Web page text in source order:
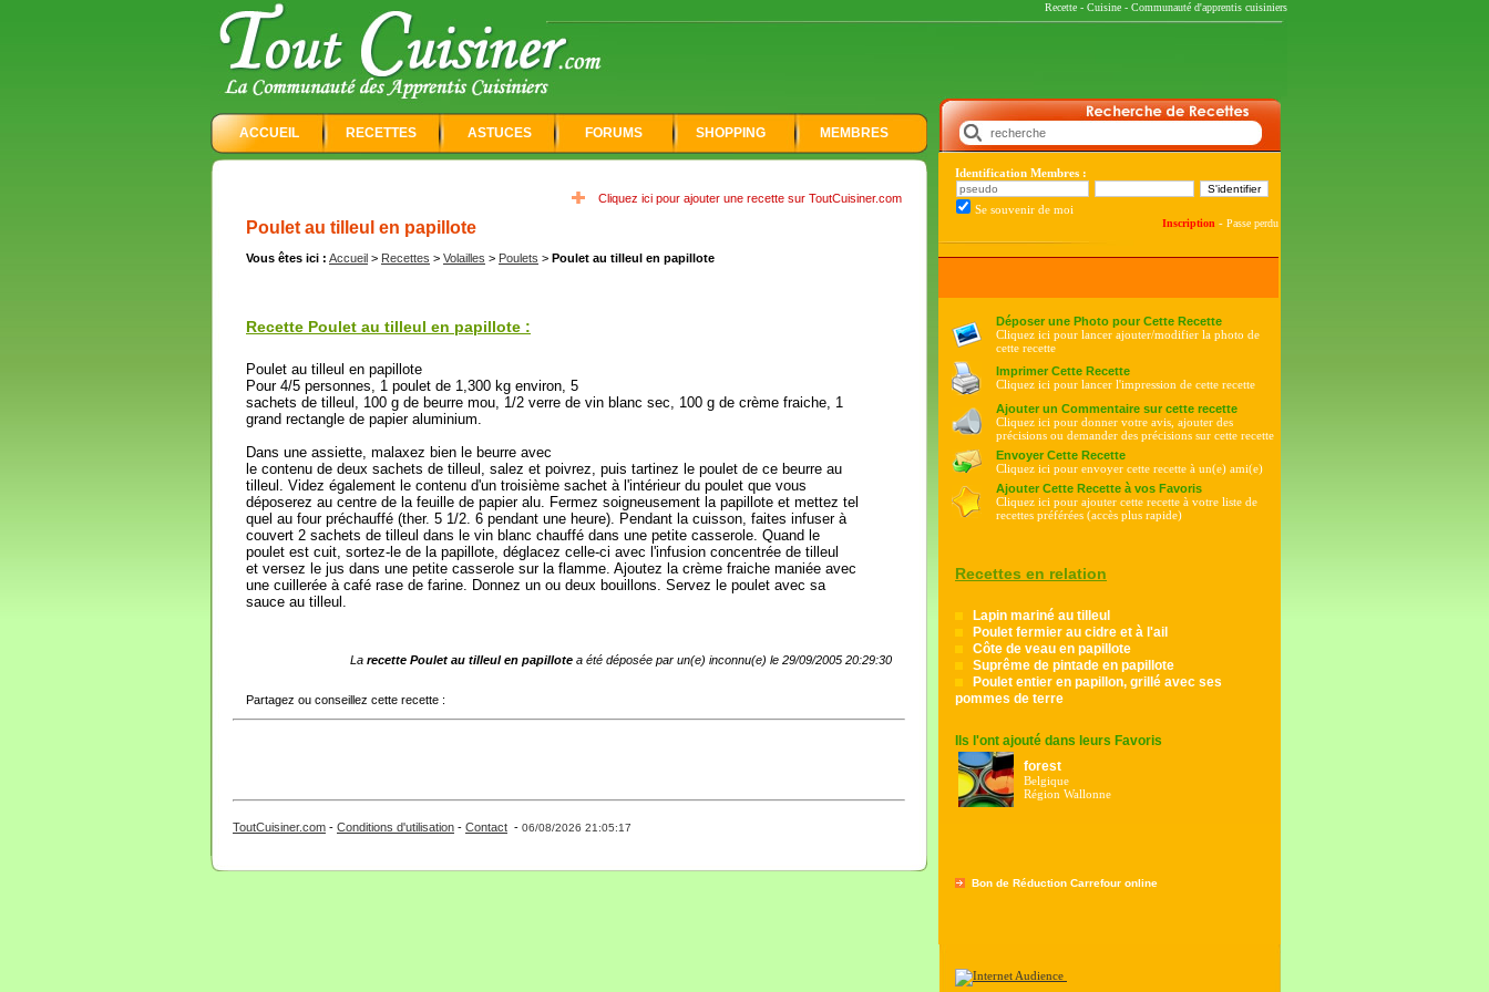
Recette - Cuisine - Communauté d'apprentis cuisiniers
ACCUEIL RECETTES ASTUCES FORUMS SHOPPING MEMBRES
Identification Membres :
Se souvenir de moi
Inscription - Passe perdu
Déposer une Photo pour Cette Recette
Cliquez ici pour lancer ajouter/modifier la photo de
cette recette
Imprimer Cette Recette
Cliquez ici pour lancer l'impression de cette recette
Ajouter un Commentaire sur cette recette
Cliquez ici pour donner votre avis, ajouter des
précisions ou demander des précisions sur cette recette
Envoyer Cette Recette
Cliquez ici pour envoyer cette recette à un(e) ami(e)
Ajouter Cette Recette à vos Favoris
Cliquez ici pour ajouter cette recette à votre liste de
recettes préférées (accès plus rapide)
Recettes en relation
Lapin mariné au tilleul
Poulet fermier au cidre et à l'ail
Côte de veau en papillote
Suprême de pintade en papillote
Poulet entier en papillon, grillé avec ses
pommes de terre
Ils l'ont ajouté dans leurs Favoris
forest
Belgique
Région Wallonne
Cliquez ici pour ajouter une recette sur ToutCuisiner.com
Poulet au tilleul en papillote
Vous êtes ici : Accueil > Recettes > Volailles > Poulets > Poulet au tilleul en papillote
Recette Poulet au tilleul en papillote :
Poulet au tilleul en papillote
Pour 4/5 personnes, 1 poulet de 1,300 kg environ, 5
sachets de tilleul, 100 g de beurre mou, 1/2 verre de vin blanc sec, 100 g de crème fraiche, 1
grand rectangle de papier aluminium.
Dans une assiette, malaxez bien le beurre avec
le contenu de deux sachets de tilleul, salez et poivrez, puis tartinez le poulet de ce beurre au
tilleul. Videz également le contenu d'un troisième sachet à l'intérieur du poulet que vous
déposerez au centre de la feuille de papier alu. Fermez soigneusement la papillote et mettez tel
quel au four préchauffé (ther. 5 1/2. 6 pendant une heure). Pendant la cuisson, faites infuser à
couvert 2 sachets de tilleul dans le vin blanc chauffé dans une petite casserole. Quand le
poulet est cuit, sortez-le de la papillote, déglacez celle-ci avec l'infusion concentrée de tilleul
et versez le jus dans une petite casserole sur la flamme. Ajoutez la crème fraiche maniée avec
une cuillerée à café rase de farine. Donnez un ou deux bouillons. Servez le poulet avec sa
sauce au tilleul.
La recette Poulet au tilleul en papillote a été déposée par un(e) inconnu(e) le 29/09/2005 20:29:30
Partagez ou conseillez cette recette :
ToutCuisiner.com - Conditions d'utilisation - Contact - 06/08/2026 21:05:17
Bon de Réduction Carrefour online